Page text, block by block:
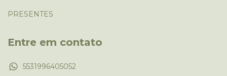
PRESENTES
Entre em contato
5531996405052